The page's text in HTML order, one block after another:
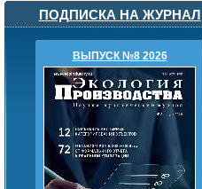
ПОДПИСКА НА ЖУРНАЛ
ВЫПУСК №8 2026